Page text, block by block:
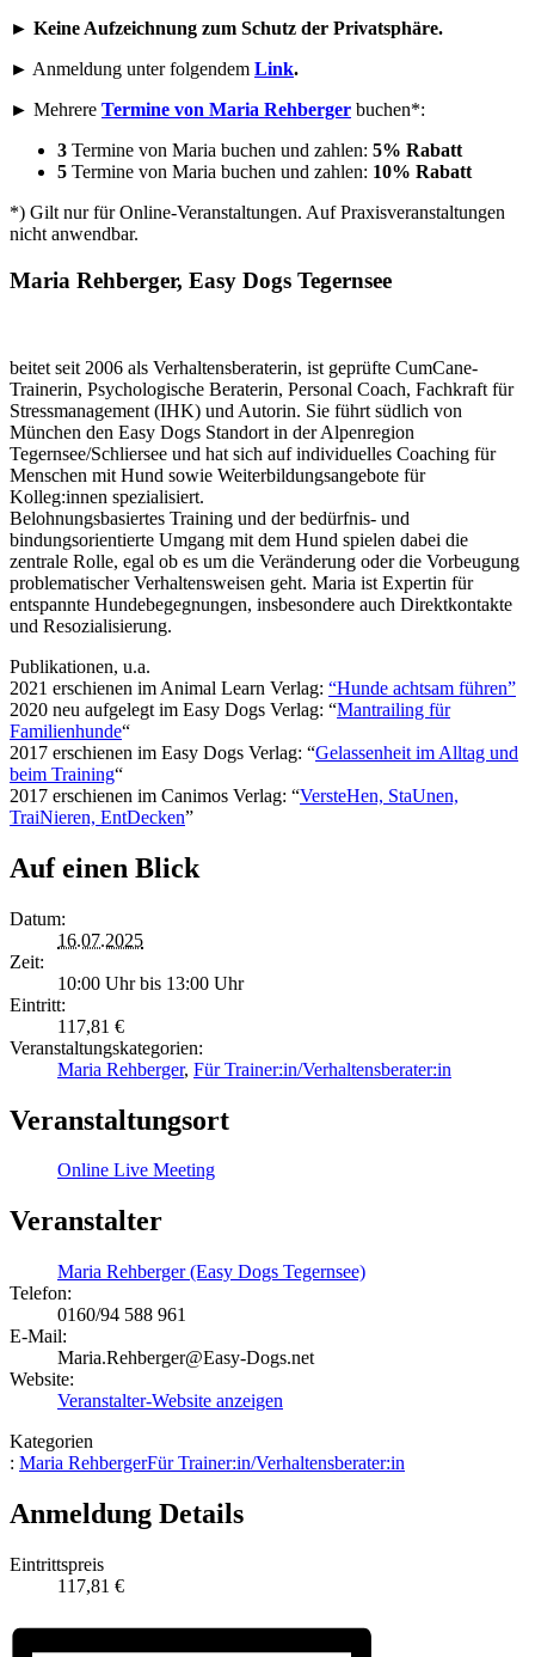
► Keine Aufzeichnung zum Schutz der Privatsphäre.
► Anmeldung unter folgendem Link.
► Mehrere Termine von Maria Rehberger buchen*:
3 Termine von Maria buchen und zahlen: 5% Rabatt
5 Termine von Maria buchen und zahlen: 10% Rabatt
*) Giltnur für Online-Veranstaltungen. Auf Praxisveranstaltungen
nicht anwendbar.
Maria Rehberger, Easy Dogs Tegernsee
beitet seit 2006 als Verhaltensberaterin, ist geprüfte CumCane-
Trainerin, Psychologische Beraterin, Personal Coach, Fachkraft für
Stressmanagement (IHK) und Autorin. Sie führt südlich von
München den Easy Dogs Standort in der Alpenregion
Tegernsee/Schliersee und hat sich auf individuelles Coaching für
Menschen mit Hund sowie Weiterbildungsangebote für
Kolleg:innen spezialisiert.
Belohnungsbasiertes Training und der bedürfnis- und
bindungsorientierte Umgang mit dem Hund spielen dabei die
zentrale Rolle, egal ob es um die Veränderung oder die Vorbeugung
problematischer Verhaltensweisen geht. Maria ist Expertin für
entspannte Hundebegegnungen, insbesondere auch Direktkontakte
und Resozialisierung.
Publikationen, u.a.
2021 erschienen im Animal Learn Verlag: “Hunde achtsam führen”
2020 neu aufgelegt im Easy Dogs Verlag: “Mantrailing für
Familienhunde“
2017 erschienen im Easy Dogs Verlag: “Gelassenheit im Alltag und
beim Training“
2017 erschienen im Canimos Verlag: “VersteHen, StaUnen,
TraiNieren, EntDecken”
Auf einen Blick
Datum:
16.07.2025
Zeit:
10:00 Uhr bis 13:00 Uhr
Eintritt:
117,81 €
Veranstaltungskategorien:
Maria Rehberger, Für Trainer:in/Verhaltensberater:in
Veranstaltungsort
Online Live Meeting
Veranstalter
Maria Rehberger (Easy Dogs Tegernsee)
Telefon:
0160/94 588 961
E-Mail:
Maria.Rehberger@Easy-Dogs.net
Website:
Veranstalter-Website anzeigen
Kategorien
: Maria RehbergerFür Trainer:in/Verhaltensberater:in
Anmeldung Details
Eintrittspreis
117,81 €